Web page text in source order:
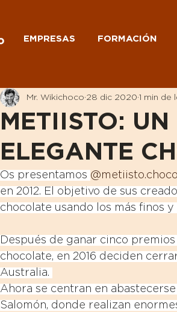
EMPRESAS FORMACIÓN
METIISTO:
ELEGANTE
Mr. Wikichoco 28 dic 2020 1 min de
Os presentamos
en 2012. El objetivo de sus
chocolate usando los más finos
Después de ganar cinco
chocolate, en 2016 deciden
Australia.
Ahora se centran en
Salomón, donde realizan